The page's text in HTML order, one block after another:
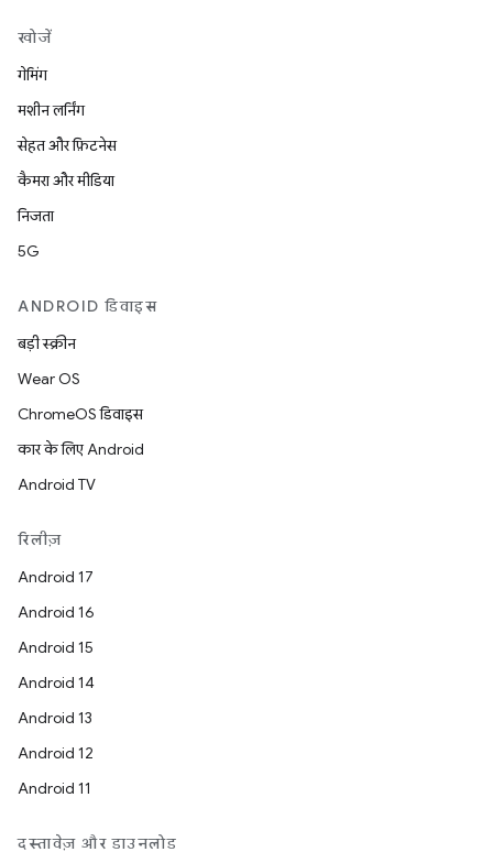
खोजें
गेमिंग
मशीन लर्निंग
सेहत और फ़िटनेस
कैमरा और मीडिया
निजता
5G
ANDROID डिवाइस
बड़ी स्क्रीन
Wear OS
ChromeOS डिवाइस
कार के लिए Android
Android TV
रिलीज़
Android 17
Android 16
Android 15
Android 14
Android 13
Android 12
Android 11
दस्तावेज़ और डाउनलोड